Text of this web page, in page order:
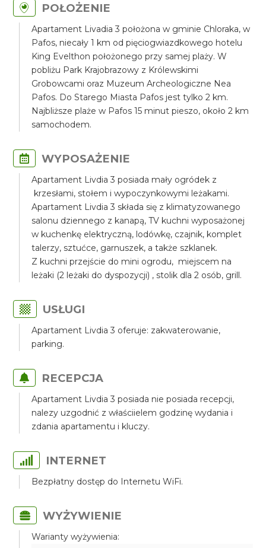
POŁOŻENIE
Apartament Livadia 3 położona w gminie Chloraka, w
Pafos, niecały 1 km od pięciogwiazdkowego hotelu
King Evelthon położonego przy samej plaży. W
pobliżu Park Krajobrazowy z Królewskimi
Grobowcami oraz Muzeum Archeologiczne Nea
Pafos. Do Starego Miasta Pafos jest tylko 2 km.
Najbliższe plaże w Pafos 15 minut pieszo, około 2 km
samochodem.
WYPOSAŻENIE
Apartament Livdia 3 posiada mały ogródek z
krzesłami, stołem i wypoczynkowymi leżakami.
Apartament Livdia 3 składa się z klimatyzowanego
salonu dziennego z kanapą, TV kuchni wyposażonej
w kuchenkę elektryczną, lodówkę, czajnik, komplet
talerzy, sztućce, garnuszek, a także szklanek.
Z kuchni przejście do mini ogrodu, miejscem na
leżaki (2 leżaki do dyspozycji) , stolik dla 2 osób, grill.
USŁUGI
Apartament Livdia 3 oferuje: zakwaterowanie,
parking.
RECEPCJA
Apartament Livdia 3 posiada nie posiada recepcji,
nalezy uzgodnić z właściielem godzinę wydania i
zdania apartamentu i kluczy.
INTERNET
Bezpłatny dostęp do Internetu WiFi.
WYŻYWIENIE
Warianty wyżywienia: